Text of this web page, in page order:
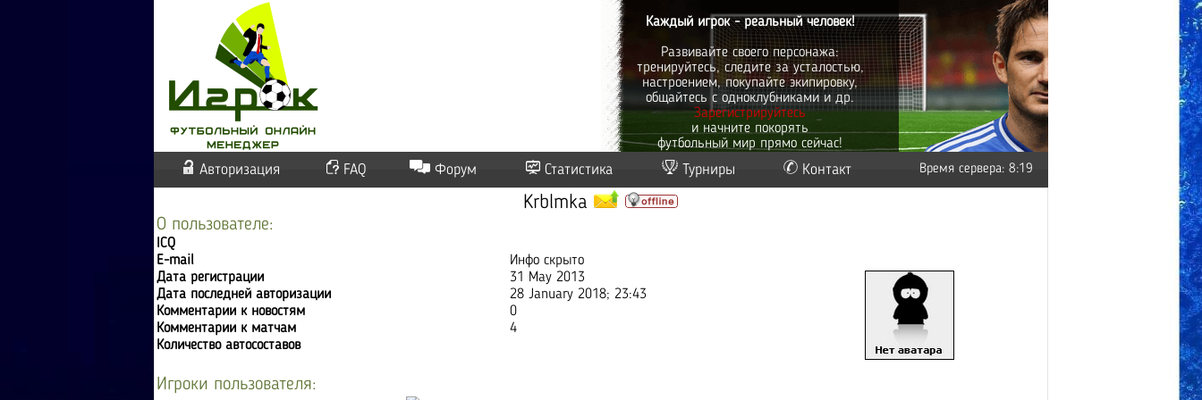
Каждый игрок - реальный человек!
Развивайте своего персонажа:
тренируйтесь, следите за усталостью,
настроением, покупайте экипировку,
общайтесь с одноклубниками и др.
Зарегистрируйтесь
и начните покорять
футбольный мир прямо сейчас!
Авторизация FAQ Форум Статистика Турниры Контакт Время сервера: 8:19
Krblmka
О пользователе:
ICQ
E-mail
Инфо скрыто
Дата регистрации
31 May 2013
Дата последней авторизации
28 January 2018; 23:43
Комментарии к новостям
0
Комментарии к матчам
4
Количество автосоставов
Игроки пользователя: